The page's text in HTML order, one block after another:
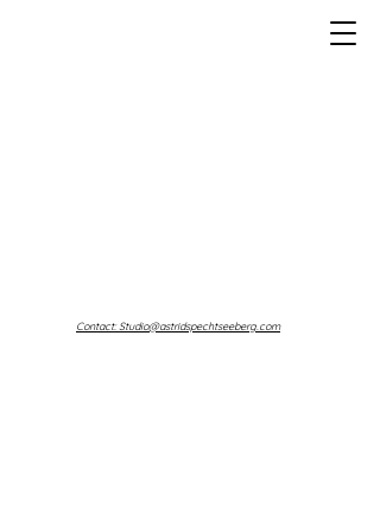
Contact: Studio@astridspechtseeberg.com